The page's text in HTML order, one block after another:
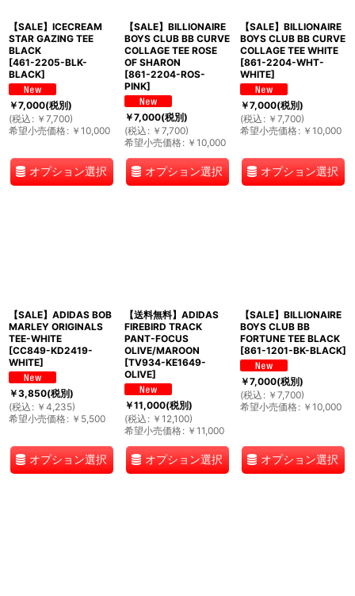
【SALE】ICECREAM
STAR GAZING TEE
BLACK
[461-2205-BLK-
BLACK]
￥7,000(税別)
(税込 : ￥ 7,700)
希望小売価格: ￥ 10,000
オプション選択
【SALE】BILLIONAIRE
BOYS CLUB BB CURVE
COLLAGE TEE ROSE
OF SHARON
[861-2204-ROS-
PINK]
￥7,000(税別)
(税込 : ￥ 7,700)
希望小売価格: ￥ 10,000
オプション選択
【SALE】BILLIONAIRE
BOYS CLUB BB CURVE
COLLAGE TEE WHITE
[861-2204-WHT-
WHITE]
￥7,000(税別)
(税込 : ￥ 7,700)
希望小売価格: ￥ 10,000
オプション選択
【SALE】ADIDAS BOB
MARLEY ORIGINALS
TEE-WHITE
[CC849-KD2419-
WHITE]
￥3,850(税別)
(税込 : ￥ 4,235)
希望小売価格: ￥ 5,500
オプション選択
【送料無料】ADIDAS
FIREBIRD TRACK
PANT-FOCUS
OLIVE/MAROON
[TV934-KE1649-
OLIVE]
￥11,000(税別)
(税込 : ￥ 12,100)
希望小売価格: ￥ 11,000
オプション選択
【SALE】BILLIONAIRE
BOYS CLUB BB
FORTUNE TEE BLACK
[861-1201-BK-BLACK]
￥7,000(税別)
(税込 : ￥ 7,700)
希望小売価格: ￥ 10,000
オプション選択